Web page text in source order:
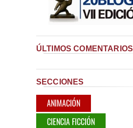
ÚLTIMOS COMENTARIOS
SECCIONES
ANIMACIÓN
CIENCIA FICCIÓN